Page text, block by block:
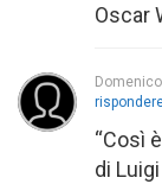
Oscar
“Così
di